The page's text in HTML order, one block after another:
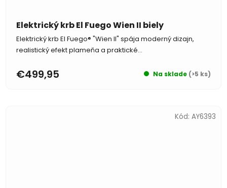
Elektrický krb El Fuego Wien II biely
Na sklade (>5 ks)
€499,95
Elektrický krb El Fuego® "Wien II" spája moderný dizajn,
realistický efekt plameňa a praktické...
Kód: AY6393